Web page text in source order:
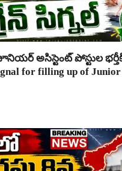
అసిస్టెంట్ పోస్టుల భర్తీకి
for filling up of Junior